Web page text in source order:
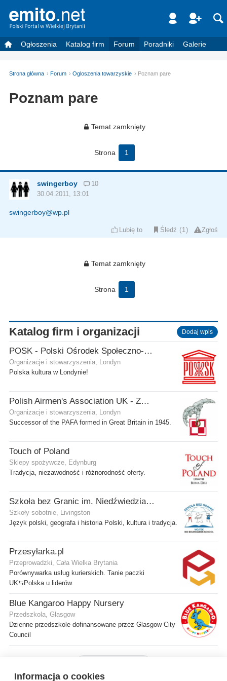
Informacja o cookies
Ogłoszenia Katalog firm Forum Poradniki Galerie
Strona główna Forum Ogloszenia towarzyskie Poznam pare
Poznam pare
Temat zamknięty
Strona 1
swingerboy
10
30.04.2011, 13:01
swingerboy@wp.pl
Lubię to Śledź 1 Zgłoś
Temat zamknięty
Strona 1
Katalog firm i organizacji Dodaj wpis
POSK - Polski Ośrodek Społeczno-Kulturalny
Organizacje i stowarzyszenia, Londyn
Polska kultura w Londynie!
Polish Airmen's Association UK - Związek Lotników Polskich WB
Organizacje i stowarzyszenia, Londyn
Successor of the PAFA formed in Great Britain in 1945.
Touch of Poland
Sklepy spożywcze, Edynburg
Tradycja, niezawodność i różnorodność oferty.
Szkoła bez Granic im. Niedźwiedzia Wojtka
Szkoły sobotnie, Livingston
Język polski, geografa i historia Polski, kultura i tradycja.
Przesyłarka.pl
Przeprowadzki, Cała Wielka Brytania
Porównywarka usług kurierskich. Tanie paczki
UK⇆Polska u liderów.
Blue Kangaroo Happy Nursery
Przedszkola, Glasgow
Dzienne przedszkole dofinansowane przez Glasgow City
Council